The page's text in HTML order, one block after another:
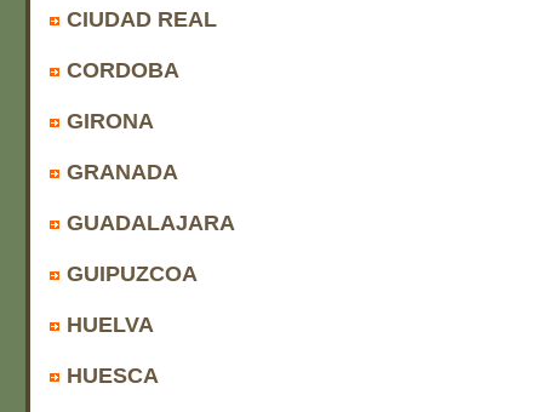
CIUDAD REAL
CORDOBA
GIRONA
GRANADA
GUADALAJARA
GUIPUZCOA
HUELVA
HUESCA